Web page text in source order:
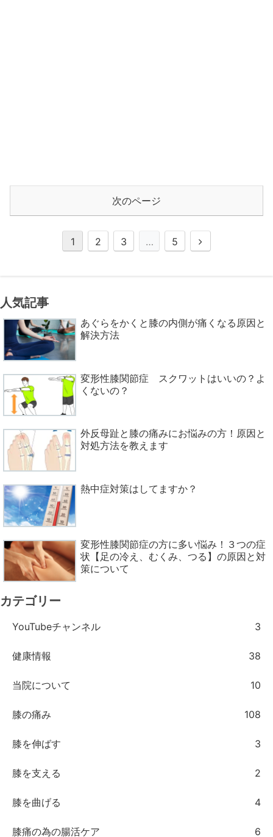
次のページ
1 2 3 … 5
人気記事
あぐらをかくと膝の内側が痛くなる原因と
解決方法
変形性膝関節症 スクワットはいいの？よ
くないの？
外反母趾と膝の痛みにお悩みの方！原因と
対処方法を教えます
熱中症対策はしてますか？
変形性膝関節症の方に多い悩み！３つの症
状【足の冷え、むくみ、つる】の原因と対
策について
カテゴリー
YouTubeチャンネル 3
健康情報 38
当院について 10
膝の痛み 108
膝を伸ばす 3
膝を支える 2
膝を曲げる 4
膝痛の為の腸活ケア 6